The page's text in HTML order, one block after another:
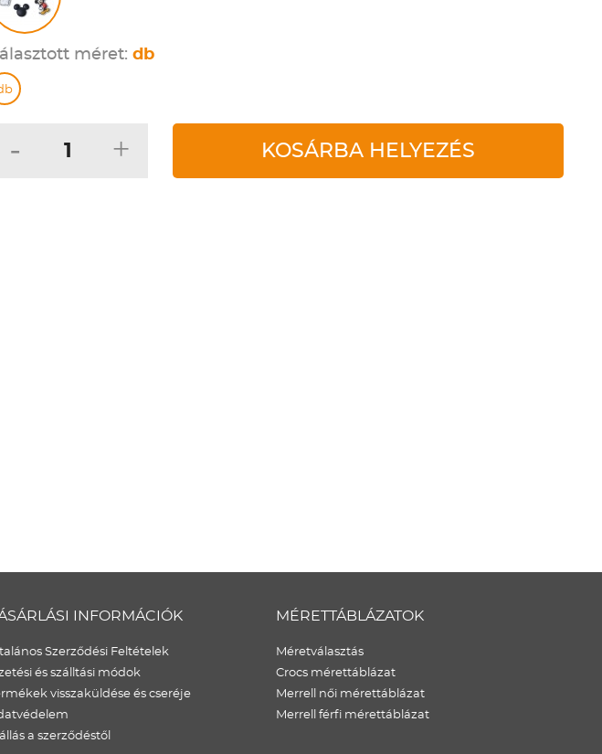
méret: db
- + KOSÁRBA HELYEZÉS
INFORMÁCIÓK
Szerződési Feltételek
és szálltási módok
visszaküldése és cseréje
a szerződéstől
MÉRETTÁBLÁZATOK
Méretválasztás
Crocs mérettáblázat
Merrell női mérettáblázat
Merrell férfi mérettáblázat